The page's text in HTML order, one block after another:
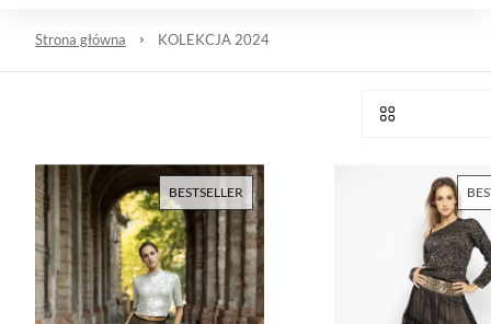
Strona główna KOLEKCJA 2024
BESTSELLER